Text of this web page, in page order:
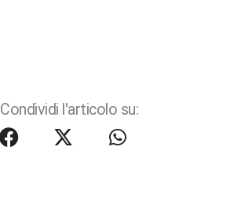
Condividi l'articolo su: